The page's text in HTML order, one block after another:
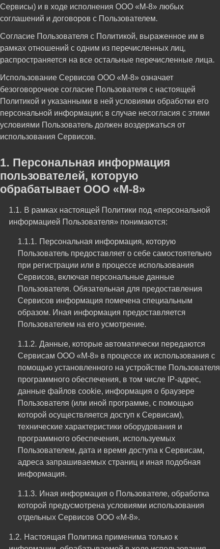
Сервисы) и в ходе исполнения ООО «М-8» любых
соглашений и договоров с Пользователем.
Согласие Пользователя с Политикой, выраженное им в
рамках отношений с одним из перечисленных лиц,
распространяется на все остальные перечисленные лица.
Использование Сервисов ООО «М-8» означает
безоговорочное согласие Пользователя с настоящей
Политикой и указанными в ней условиями обработки его
персональной информации; в случае несогласия с этими
условиями Пользователь должен воздержаться от
использования Сервисов.
Персональная информация
пользователей, которую
обрабатывает ООО «М-8»
В рамках настоящей Политики под «персональной
информацией Пользователя» понимаются:
Персональная информация, которую
Пользователь предоставляет о себе самостоятельно
при регистрации или в процессе использования
Сервисов, включая персональные данные
Пользователя. Обязательная для предоставления
Сервисов информация помечена специальным
образом. Иная информация предоставляется
Пользователем на его усмотрение.
Данные, которые автоматически передаются
Сервисам ООО «М-8» в процессе их использования с
помощью установленного на устройстве Пользователя
программного обеспечения, в том числе IP-адрес,
данные файлов cookie, информация о браузере
Пользователя (или иной программе, с помощью
которой осуществляется доступ к Сервисам),
технические характеристики оборудования и
программного обеспечения, используемых
Пользователем, дата и время доступа к Сервисам,
адреса запрашиваемых страниц и иная подобная
информация.
Иная информация о Пользователе, обработка
которой предусмотрена условиями использования
отдельных Сервисов ООО «М-8».
Настоящая Политика применима только к